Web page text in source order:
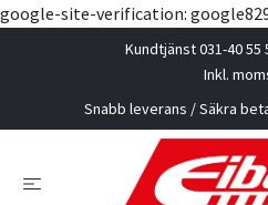
google-site-verification:
Kundtjänst 031-40 55
Inkl.
Snabb leverans / Säkra